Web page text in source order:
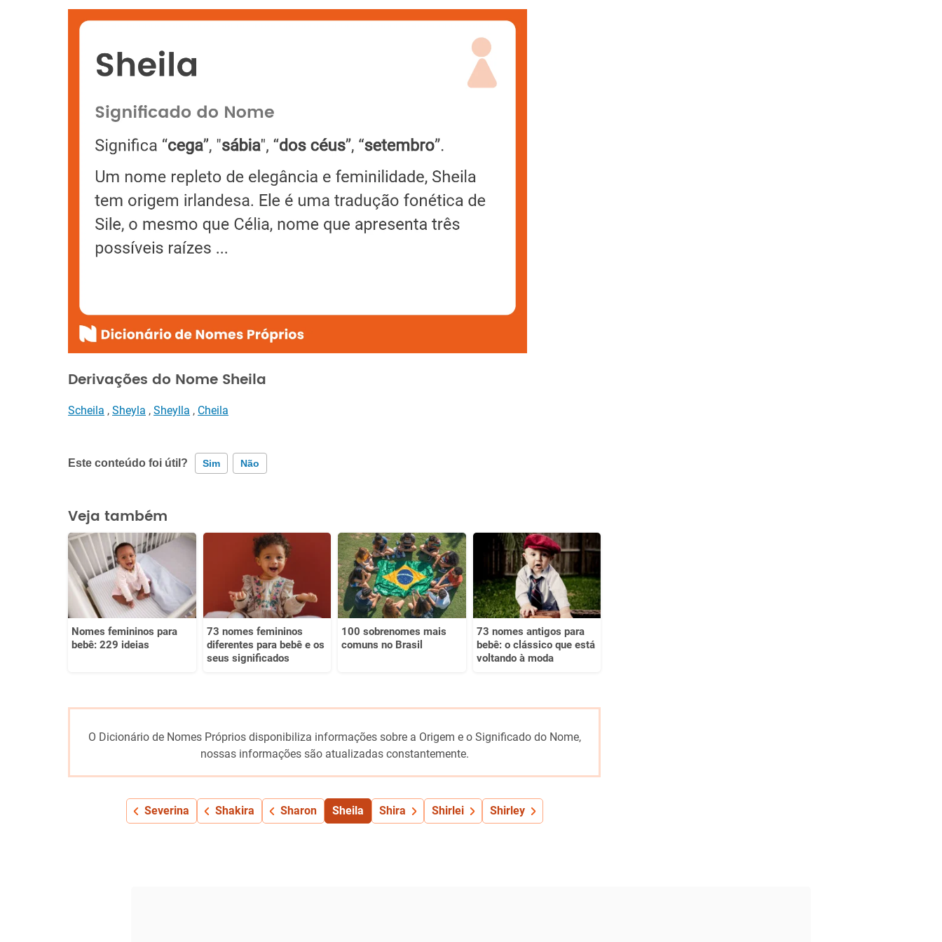
Derivações do Nome Sheila
Scheila , Sheyla , Sheylla , Cheila
Este conteúdo foi útil? Sim Não
Este conteúdo contém informação incorreta
Este conteúdo não tem a informação que procuro
Outro
Veja também
Nomes femininos para
bebê: 229 ideias
73 nomes femininos
diferentes para bebê e os
seus significados
100 sobrenomes mais
comuns no Brasil
73 nomes antigos para
bebê: o clássico que está
voltando à moda
O Dicionário de Nomes Próprios disponibiliza informações sobre a Origem e o Significado do Nome,
nossas informações são atualizadas constantemente.
Severina Shakira Sharon Sheila Shira Shirlei Shirley